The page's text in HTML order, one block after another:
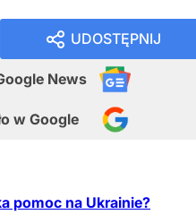
UDOSTĘPNIJ
News
w Google
pomoc na Ukrainie?